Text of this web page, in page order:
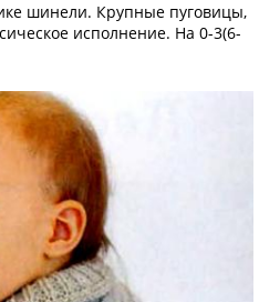
шинели. Крупные пуговицы,
исполнение. На 0-3(6-